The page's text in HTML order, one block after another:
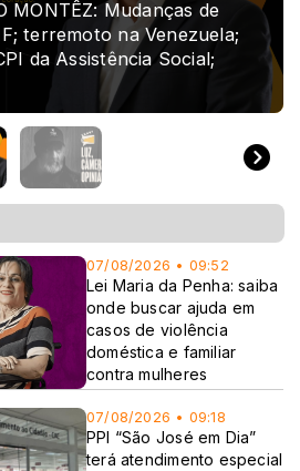
MONTÊZ: Mudanças de
terremoto na Venezuela;
da Assistência Social;
07/08/2026 • 09:52
Lei Maria da Penha: saiba
onde buscar ajuda em
casos de violência
doméstica e familiar
contra mulheres
07/08/2026 • 09:18
PPI “São José em Dia”
terá atendimento especial